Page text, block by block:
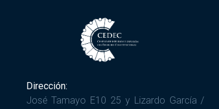
Dirección:
José Tamayo E10 25 y Lizardo García /